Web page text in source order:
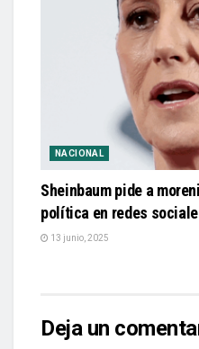
NACIONAL
Sheinbaum pide a
política en redes
13 junio, 2025
Deja un